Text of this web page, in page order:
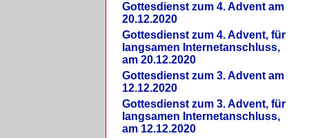
Gottesdienst zum 4. Advent am
20.12.2020
Gottesdienst zum 4. Advent, für
langsamen Internetanschluss,
am 20.12.2020
Gottesdienst zum 3. Advent am
12.12.2020
Gottesdienst zum 3. Advent, für
langsamen Internetanschluss,
am 12.12.2020